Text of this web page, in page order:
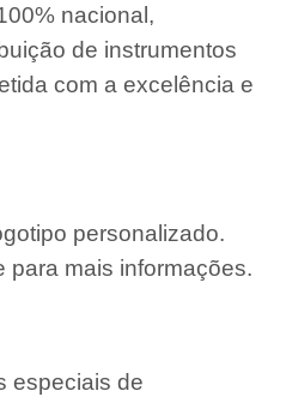
nacional,
de instrumentos
com a excelência e
personalizado.
para mais informações.
especiais de